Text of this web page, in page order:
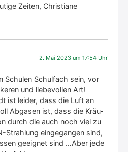
Zei­ten, Chris­tia­ne
2. Mai 2023 um 17:54 Uhr
Schu­len Schul­fach sein, vor
und lie­be­vol­len Art!
ist lei­der, dass die Luft an
Abga­sen ist, dass die Kräu­
durch die auch noch viel zu
Strah­lung ein­ge­gan­gen sind,
geeig­net sind …Aber jede